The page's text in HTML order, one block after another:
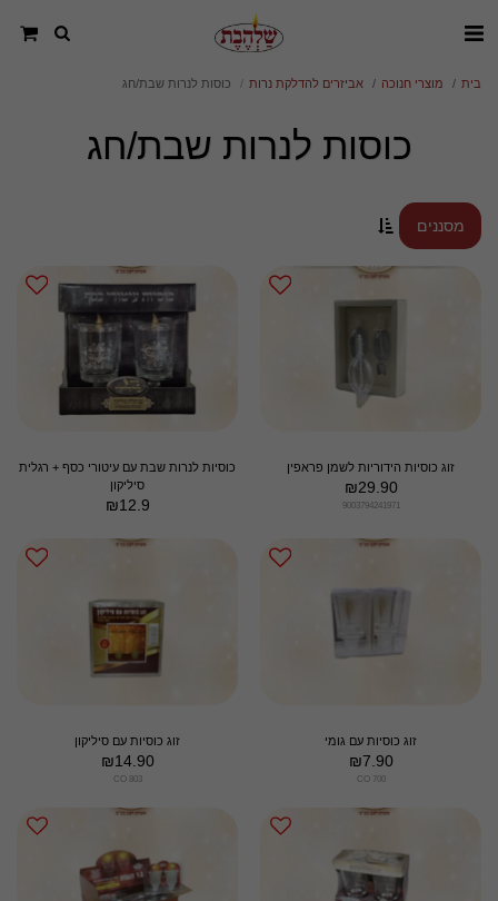
בית מוצרי חנוכה אביזרים להדלקת נרות כוסות לנרות שבת/חג
כוסות לנרות שבת/חג
מסננים
זוג כוסיות הידוריות לשמן פראפין
₪29.90
9003794241971
כוסיות לנרות שבת עם עיטורי כסף + רגלית
סיליקון
₪12.9
זוג כוסיות עם גומי
₪7.90
CO 700
זוג כוסיות עם סיליקון
₪14.90
CO 803